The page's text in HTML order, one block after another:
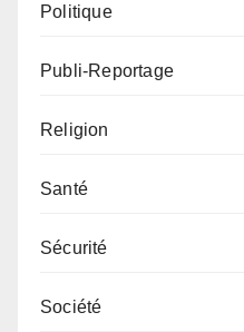
Politique
Publi-Reportage
Religion
Santé
Sécurité
Société